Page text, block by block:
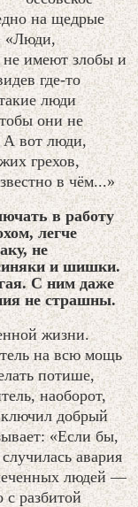
на щедрые
«Люди,
не имеют злобы и
где-то
люди
они не
А вот люди,
грехов,
в чём...»
в работу
легче
не
и шишки.
С ним даже
не страшны.
жизни.
на всю мощь
потише,
наоборот,
добрый
«Если бы,
авария
людей —
с разбитой